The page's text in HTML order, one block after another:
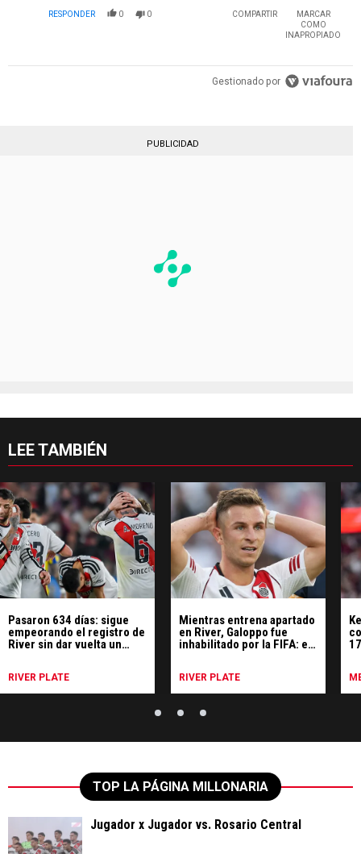
RESPONDER 0 0 COMPARTIR
MARCAR
COMO
INAPROPIADO
Gestionado por
PUBLICIDAD
LEE TAMBIÉN
Pasaron 634 días: sigue
empeorando el registro de
River sin dar vuelta un
RIVER PLATE
Mientras entrena apartado
en River, Galoppo fue
inhabilitado por la FIFA: el
RIVER PLATE
TOP LA PÁGINA MILLONARIA
Jugador x Jugador vs. Rosario Central